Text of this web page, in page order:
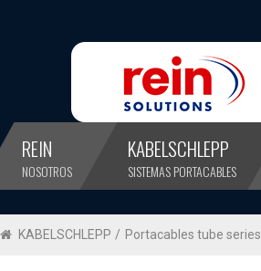
REIN
NOSOTROS
KABELSCHLEPP
SISTEMAS PORTACABLES
KABELSCHLEPP / Portacables tube series